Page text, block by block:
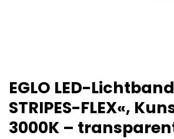
EGLO LED-Lichtband
STRIPES-FLEX«,
3000K –